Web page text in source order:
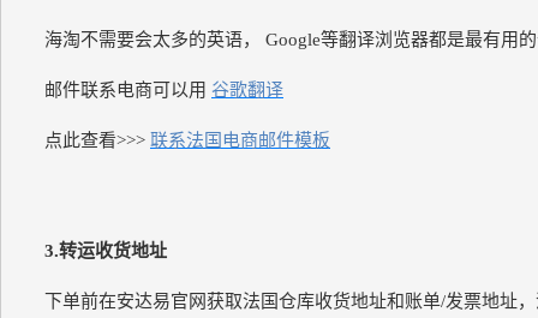
海淘不需要会太多的英语， Google等翻译浏览器都是最有用
邮件联系电商可以用 谷歌翻译
点此查看>>> 联系法国电商邮件模板
3.转运收货地址
下单前在安达易官网获取法国仓库收货地址和账单/发票地址